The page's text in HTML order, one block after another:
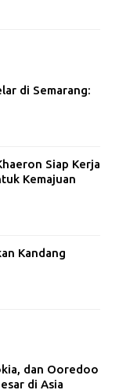
di Semarang:
Siap Kerja
Kemajuan
Kandang
dan Ooredoo
di Asia